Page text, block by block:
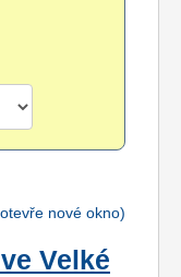
nové okno)
Velké